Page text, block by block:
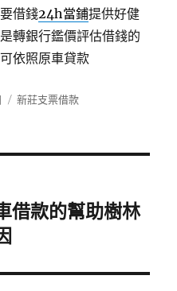
借錢24h當鋪提供好健
轉銀行鑑價評估借錢的
依照原車貸款
分
新莊支票借款
借款的幫助樹林